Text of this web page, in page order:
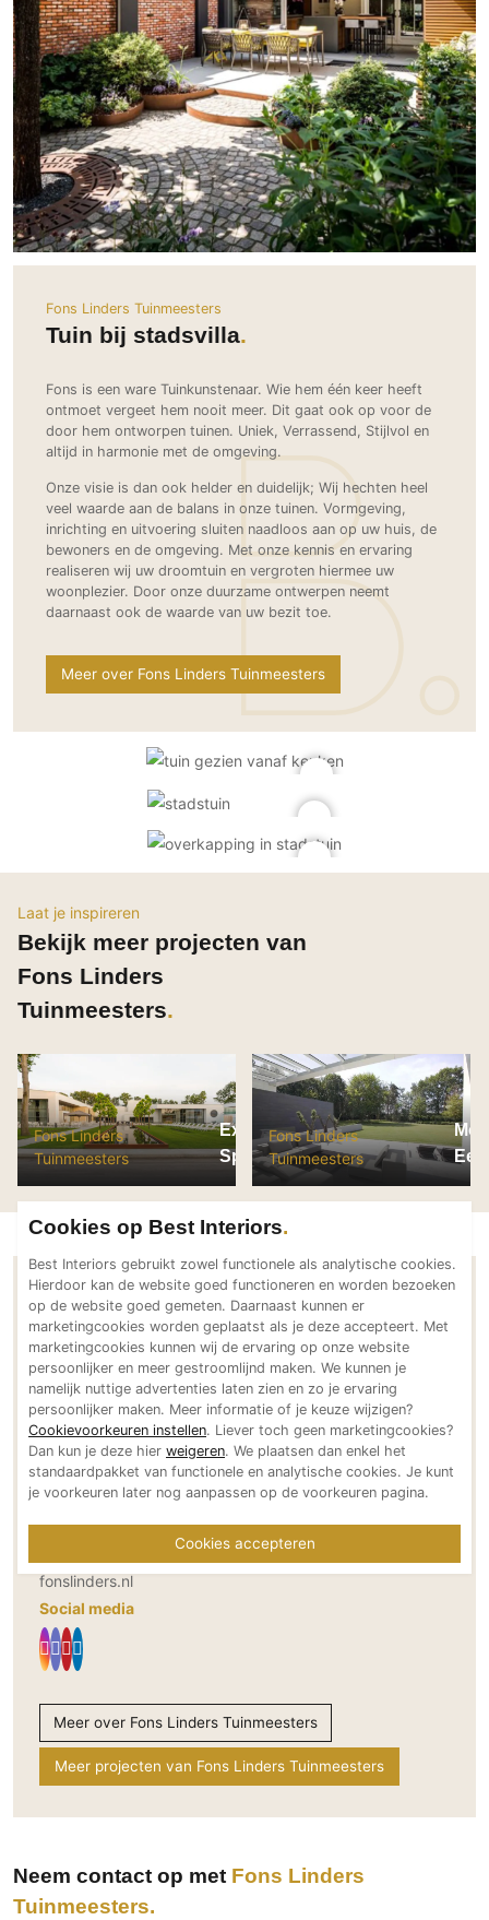
Woondecoratie
Inrichting
Roomdividers
Bedden
Meubels
Verlichting
Haarden
Glas
Trappen
Keuken
Keukens
Keukenapparatuur
Keukenbladen
Keukenaccessoires
Keukenkranen
Ramen en deuren
Aluminium deuren
Houten deuren
Vloer
Vloeren
Beton Ciré vloeren
PVC vloeren
Houten vloeren
Natuursteen en keramiek vloeren
Vloerkleden
Wandafwerking
Behang / Wandtextiel
Natuursteen en keramiek
Leer
Schilderwerk
Stucwerk
Spuitwerk
Technologie
Audio/Video
Domotica
Mirror TV
Fitnessapparatuur
Aannemers Interieur
Wellness
Wijnkelder en wijnkasten
Ramen
Buitendeuren
Deursystemen
Glazen wandsystemen
Vouwwanden
Garagedeuren
Zonwering
Zonwering
Overig
3D visualisaties
Gevel
Gevelbekleding
Gevelstenen
Houten gevelbekleding
Stucwerk
Schilderwerk buiten
Tuinmeubelen
Tuinverlichting
Omheining
Hekwerken en poorten
Zwemmen
Zwembad en zwemvijver
Tuin wellness
Vloer
Buitenvloeren
Natuursteen en keramiek
buitenvloeren
Vlonders
Zonwering
Zonwering buiten
Kinderkamer
Serre/Veranda
Slaapkamer
Thuisbioscoop
Toilet
Wellness
Werkkamer
Wijnkelder
Woonkamer
Buitenkijken
Terrasoverkapping
Zwembad
Zakelijk
Horeca
Kantoor
Fons Linders Tuinmeesters
Tuin bij stadsvilla
Fons is een ware Tuinkunstenaar. Wie hem één keer heeft
ontmoet vergeet hem nooit meer. Dit gaat ook op voor de
door hem ontworpen tuinen. Uniek, Verrassend, Stijlvol en
altijd in harmonie met de omgeving.
Onze visie is dan ook helder en duidelijk; Wij hechten heel
veel waarde aan de balans in onze tuinen. Vormgeving,
inrichting en uitvoering sluiten naadloos aan op uw huis, de
bewoners en de omgeving. Met onze kennis en ervaring
realiseren wij uw droomtuin en vergroten hiermee uw
woonplezier. Door onze duurzame ontwerpen neemt
daarnaast ook de waarde van uw bezit toe.
Meer over Fons Linders Tuinmeesters
Laat je inspireren
Bekijk meer projecten van
Fons Linders
Tuinmeesters
Fons Linders
Tuinmeesters
Exclusieve tuin bij
Spa One
Fons Linders
Tuinmeesters
Contactgegevens Fons Linders
Tuinmeesters
Adresgegevens
Broekdijk 1
5674 SJ Nuenen
NL
Bereikbaar via
+31 (0) 40 2951010
fonslinders.nl
Social media
Meer over Fons Linders Tuinmeesters
Meer projecten van Fons Linders Tuinmeesters
Neem contact op met Fons Linders
Tuinmeesters
Cookies op Best Interiors
Best Interiors gebruikt zowel functionele als analytische cookies.
Hierdoor kan de website goed functioneren en worden bezoeken
op de website goed gemeten. Daarnaast kunnen er
marketingcookies worden geplaatst als je deze accepteert. Met
marketingcookies kunnen wij de ervaring op onze website
persoonlijker en meer gestroomlijnd maken. We kunnen je
namelijk nuttige advertenties laten zien en zo je ervaring
persoonlijker maken. Meer informatie of je keuze wijzigen?
Cookievoorkeuren instellen. Liever toch geen marketingcookies?
Dan kun je deze hier weigeren. We plaatsen dan enkel het
standaardpakket van functionele en analytische cookies. Je kunt
je voorkeuren later nog aanpassen op de voorkeuren pagina.
Cookies accepteren